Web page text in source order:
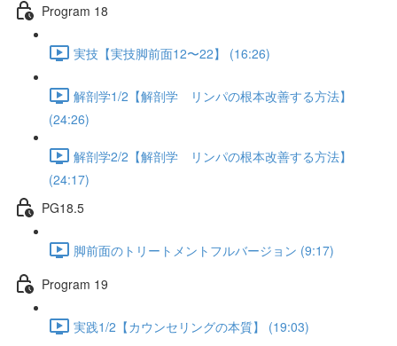
Program 18
実技【実技脚前面12〜22】 (16:26)
解剖学1/2【解剖学 リンパの根本改善する方法】
(24:26)
解剖学2/2【解剖学 リンパの根本改善する方法】
(24:17)
PG18.5
脚前面のトリートメントフルバージョン (9:17)
Program 19
実践1/2【カウンセリングの本質】 (19:03)